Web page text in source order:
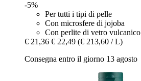
-5%
Per tutti i tipi di pelle
Con microsfere di jojoba
Con perlite di vetro vulcanico
€ 21,36 € 22,49 (€ 213,60 / L)
Consegna entro il giorno 13 agosto